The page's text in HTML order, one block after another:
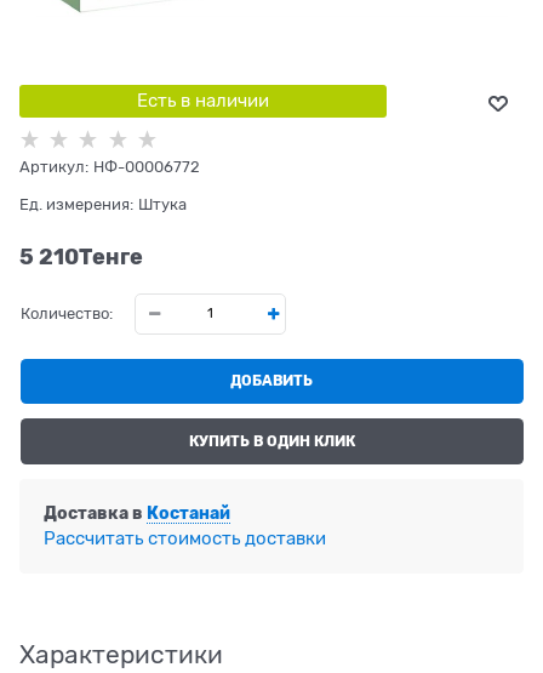
Есть в наличии
Артикул: НФ-00006772
Ед. измерения: Штука
5 210Tенге
Количество:
ДОБАВИТЬ
КУПИТЬ В ОДИН КЛИК
Доставка в Костанай
Рассчитать стоимость доставки
Характеристики